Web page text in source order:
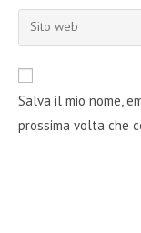
nome
utente
per
tuo
indirizzo
commentare
Inserisci
l'URL
sito
web
(facoltativo)
Salva il mio nome,
prossima volta che